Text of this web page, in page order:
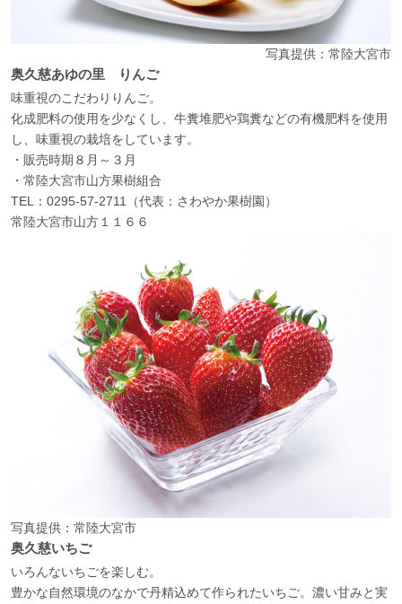
写真提供：常陸大宮市
奥久慈あゆの里 りんご
味重視のこだわりりんご。
化成肥料の使用を少なくし、牛糞堆肥や鶏糞などの有機肥料を使用
し、味重視の栽培をしています。
・販売時期８月～３月
・常陸大宮市山方果樹組合
TEL：0295-57-2711（代表：さわやか果樹園）
常陸大宮市山方１１６６
写真提供：常陸大宮市
奥久慈いちご
いろんないちごを楽しむ。
豊かな自然環境のなかで丹精込めて作られたいちご。濃い甘みと実